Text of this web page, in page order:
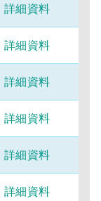
詳細資料
詳細資料
詳細資料
詳細資料
詳細資料
詳細資料